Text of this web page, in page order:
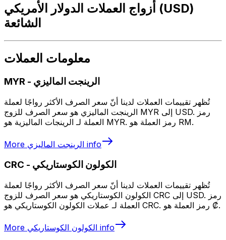
أزواج العملات الدولار الأمريكي (USD)
الشائعة
معلومات العملات
MYR - الرينجت الماليزي
تُظهر تقييمات العملات لدينا أنّ سعر الصرف الأكثر رواجًا لعملة
الرينجت الماليزي هو سعر الصرف للزوج MYR إلى USD. رمز
العملة لـ الرينجات الماليزية هو MYR. رمز العملة هو RM.
More الرينجت الماليزي info
CRC - الكولون الكوستاريكي
تُظهر تقييمات العملات لدينا أنّ سعر الصرف الأكثر رواجًا لعملة
الكولون الكوستاريكي هو سعر الصرف للزوج CRC إلى USD. رمز
العملة لـ عملات الكولون الكوستاريكي هو CRC. رمز العملة هو ₡.
More الكولون الكوستاريكي info